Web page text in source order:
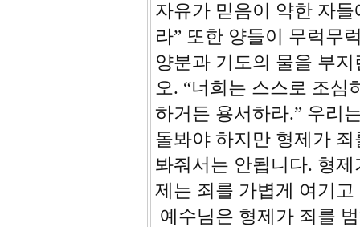
자유가 믿음이 약한 자
라” 또한 양들이 무럭무
양분과 기도의 물을 부
오. “너희는 스스로 조심
하거든 용서하라.” 우리
돌봐야 하지만 형제가
봐줘서는 안됩니다. 형
제는 죄를 가볍게 여기
예수님은 형제가 죄를